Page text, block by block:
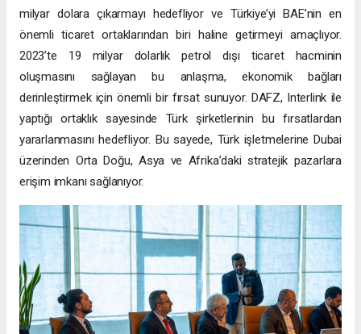
milyar dolara çıkarmayı hedefliyor ve Türkiye’yi BAE’nin en
önemli ticaret ortaklarından biri haline getirmeyi amaçlıyor.
2023’te 19 milyar dolarlık petrol dışı ticaret hacminin
oluşmasını sağlayan bu anlaşma, ekonomik bağları
derinleştirmek için önemli bir fırsat sunuyor. DAFZ, Interlink ile
yaptığı ortaklık sayesinde Türk şirketlerinin bu fırsatlardan
yararlanmasını hedefliyor. Bu sayede, Türk işletmelerine Dubai
üzerinden Orta Doğu, Asya ve Afrika’daki stratejik pazarlara
erişim imkanı sağlanıyor.